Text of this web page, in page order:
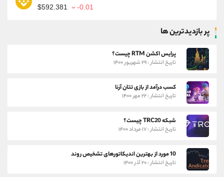
$592.381 -0.01
پر بازدیدترین ها
پرایس اکشن RTM چیست؟
تاریخ انتشار : ۲۹ شهریور ۱۴۰۰
کسب درآمد از بازی تتان آرنا
تاریخ انتشار : ۲۲ مهر ۱۴۰۰
شبکه TRC20 چیست؟
تاریخ انتشار : ۱۷ مرداد ۱۴۰۰
10 مورد از بهترین اندیکاتورهای تشخیص روند
تاریخ انتشار : ۲۰ آذر ۱۴۰۰